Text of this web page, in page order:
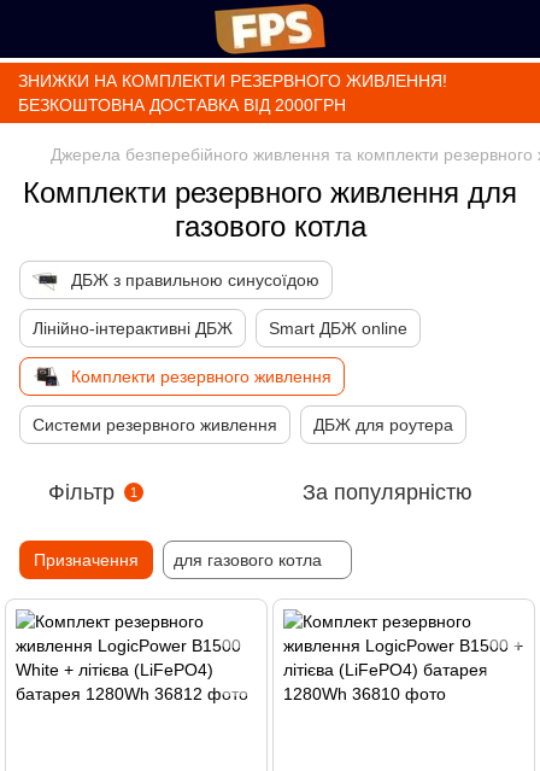
ЗНИЖКИ НА КОМПЛЕКТИ РЕЗЕРВНОГО ЖИВЛЕННЯ!
БЕЗКОШТОВНА ДОСТАВКА ВІД 2000ГРН
Джерела безперебійного живлення та комплекти
Комплекти резервного живлення для
газового котла
ДБЖ з правильною синусоїдою
Лінійно-інтерактивні ДБЖ Smart ДБЖ online
Комплекти резервного живлення
Системи резервного живлення ДБЖ для роутера
Фільтр 1 За популярністю
Призначення для газового котла